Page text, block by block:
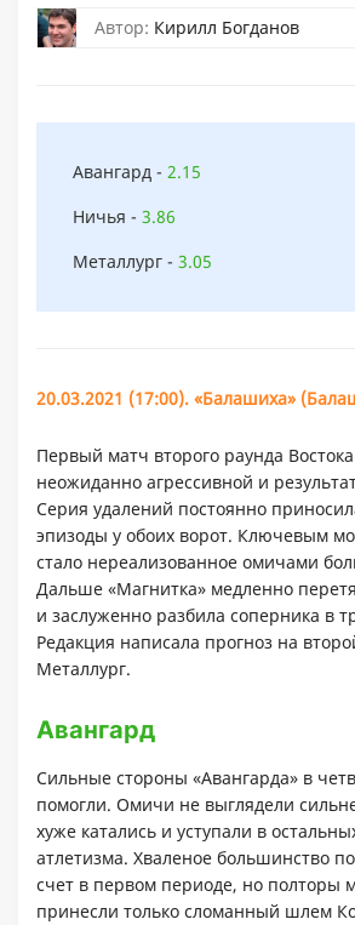
Автор: Кирилл Богданов
Авангард - 2.15
Ничья - 3.86
Металлург - 3.05
20.03.2021 (17:00). «Балашиха»
Первый матч второго раунда
неожиданно агрессивной и
Серия удалений постоянно
эпизоды у обоих ворот. Ключевым
стало нереализованное омичами
Дальше «Магнитка» медленно
и заслуженно разбила соперника в
Редакция написала прогноз на
Металлург.
Авангард
Сильные стороны «Авангарда» в
помогли. Омичи не выглядели
хуже катались и уступали в
атлетизма. Хваленое большинство
счет в первом периоде, но полторы
принесли только сломанный шлем